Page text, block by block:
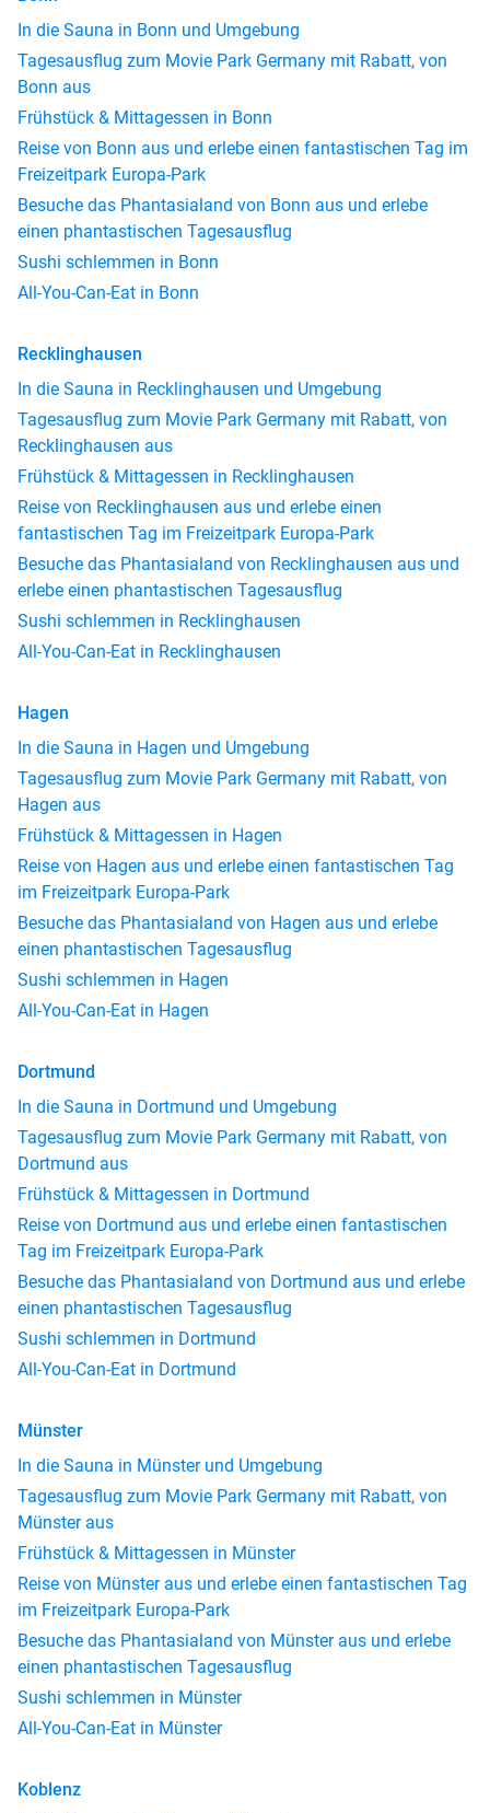
In die Sauna in Bonn und Umgebung
Tagesausflug zum Movie Park Germany mit Rabatt, von
Bonn aus
Frühstück & Mittagessen in Bonn
Reise von Bonn aus und erlebe einen fantastischen Tag im
Freizeitpark Europa-Park
Besuche das Phantasialand von Bonn aus und erlebe
einen phantastischen Tagesausflug
Sushi schlemmen in Bonn
All-You-Can-Eat in Bonn
Recklinghausen
In die Sauna in Recklinghausen und Umgebung
Tagesausflug zum Movie Park Germany mit Rabatt, von
Recklinghausen aus
Frühstück & Mittagessen in Recklinghausen
Reise von Recklinghausen aus und erlebe einen
fantastischen Tag im Freizeitpark Europa-Park
Besuche das Phantasialand von Recklinghausen aus und
erlebe einen phantastischen Tagesausflug
Sushi schlemmen in Recklinghausen
All-You-Can-Eat in Recklinghausen
Hagen
In die Sauna in Hagen und Umgebung
Tagesausflug zum Movie Park Germany mit Rabatt, von
Hagen aus
Frühstück & Mittagessen in Hagen
Reise von Hagen aus und erlebe einen fantastischen Tag
im Freizeitpark Europa-Park
Besuche das Phantasialand von Hagen aus und erlebe
einen phantastischen Tagesausflug
Sushi schlemmen in Hagen
All-You-Can-Eat in Hagen
Dortmund
In die Sauna in Dortmund und Umgebung
Tagesausflug zum Movie Park Germany mit Rabatt, von
Dortmund aus
Frühstück & Mittagessen in Dortmund
Reise von Dortmund aus und erlebe einen fantastischen
Tag im Freizeitpark Europa-Park
Besuche das Phantasialand von Dortmund aus und erlebe
einen phantastischen Tagesausflug
Sushi schlemmen in Dortmund
All-You-Can-Eat in Dortmund
Münster
In die Sauna in Münster und Umgebung
Tagesausflug zum Movie Park Germany mit Rabatt, von
Münster aus
Frühstück & Mittagessen in Münster
Reise von Münster aus und erlebe einen fantastischen Tag
im Freizeitpark Europa-Park
Besuche das Phantasialand von Münster aus und erlebe
einen phantastischen Tagesausflug
Sushi schlemmen in Münster
All-You-Can-Eat in Münster
Koblenz